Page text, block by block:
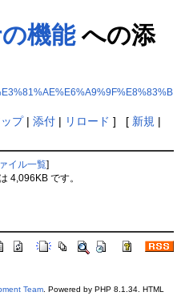
機能への添
プ| 添付| リロード ] [ 新規 |
イル一覧
4,096KB です。
Team. Powered by PHP 8.1.34. HTML